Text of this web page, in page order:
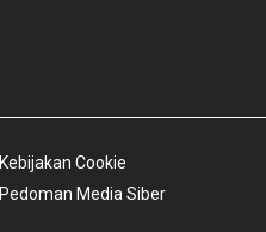
Kebijakan Cookie
Pedoman Media Siber